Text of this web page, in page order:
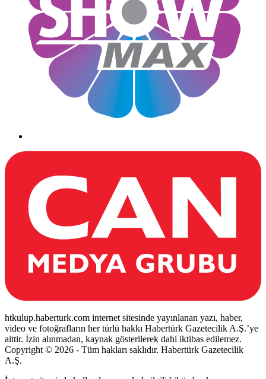
htkulup.haberturk.com internet sitesinde yayınlanan yazı, haber,
video ve fotoğrafların her türlü hakkı Habertürk Gazetecilik A.Ş.’ye
aittir. İzin alınmadan, kaynak gösterilerek dahi iktibas edilemez.
Copyright © 2026 - Tüm hakları saklıdır. Habertürk Gazetecilik
A.Ş.